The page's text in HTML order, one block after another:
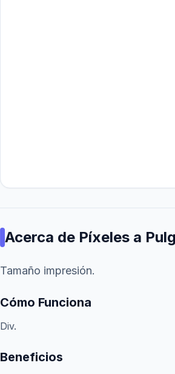
Acerca de Píxeles a
Tamaño impresión.
Cómo Funciona
Div.
Beneficios